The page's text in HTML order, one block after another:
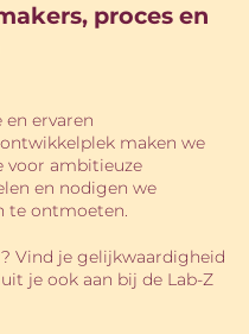
proces en
ervaren
maken we
voor ambitieuze
en nodigen we
te ontmoeten.
Vind je gelijkwaardigheid
je ook aan bij de Lab-Z